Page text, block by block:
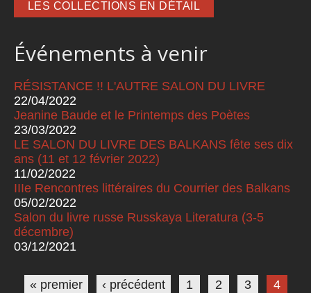
LES COLLECTIONS EN DÉTAIL
Événements à venir
RÉSISTANCE !! L'AUTRE SALON DU LIVRE
22/04/2022
Jeanine Baude et le Printemps des Poètes
23/03/2022
LE SALON DU LIVRE DES BALKANS fête ses dix
ans (11 et 12 février 2022)
11/02/2022
IIIe Rencontres littéraires du Courrier des Balkans
05/02/2022
Salon du livre russe Russkaya Literatura (3-5
décembre)
03/12/2021
Pages
« premier ‹ précédent 1 2 3 4